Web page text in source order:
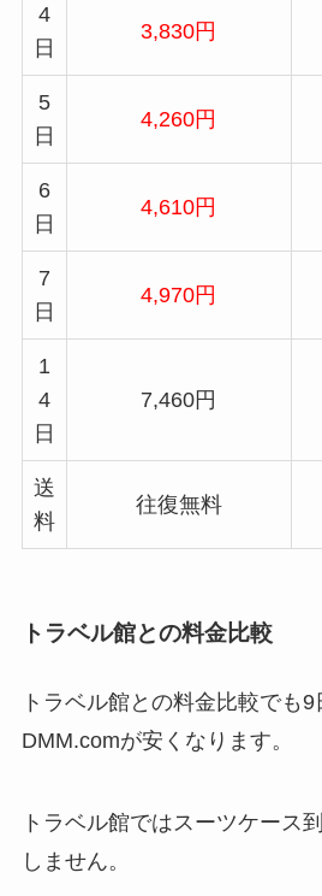
4
日
3,830円
5
日
4,260円
6
日
4,610円
7
日
4,970円
1
4
日
7,460円
送
料
往復無料
トラベル館との料金比較
トラベル館との料金比較でも9
DMM.comが安くなります。
トラベル館ではスーツケース
しません。